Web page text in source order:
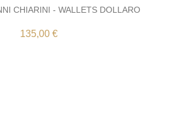
CHIARINI - WALLETS DOLLARO
135,00 €